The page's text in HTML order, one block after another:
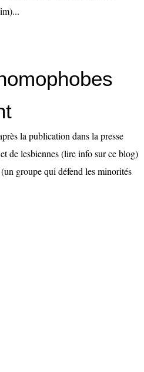
la publication dans la presse
de lesbiennes (lire info sur ce blog)
groupe qui défend les minorités